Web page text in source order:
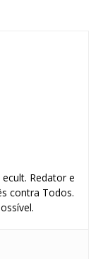
Redator e
contra Todos.